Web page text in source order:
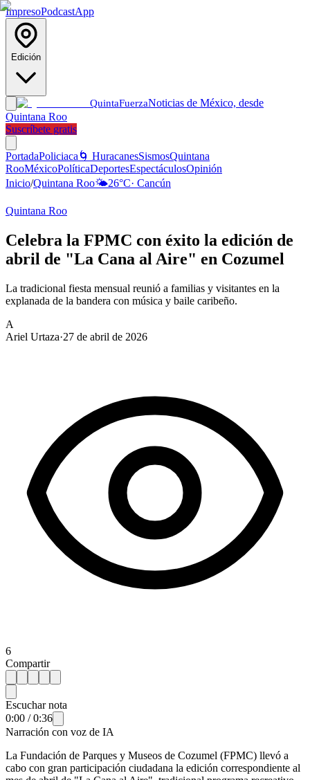
ImpresoPodcastApp
Edición
QuintaFuerzaNoticias de México, desde
Quintana Roo
Suscríbete gratis
PortadaPoliciaca 🌀 HuracanesSismosQuintana
RooMéxicoPolíticaDeportesEspectáculosOpinión
Inicio/Quintana Roo🌤️26°C· Cancún
Quintana Roo
Celebra la FPMC con éxito la edición de
abril de "La Cana al Aire" en Cozumel
La tradicional fiesta mensual reunió a familias y visitantes en la
explanada de la bandera con música y baile caribeño.
A
Ariel Urtaza·27 de abril de 2026
6
Compartir
Escuchar nota
0:00 /0:36
Narración con voz de IA
La Fundación de Parques y Museos de Cozumel (FPMC) llevó a
cabo con gran participación ciudadana la edición correspondiente al